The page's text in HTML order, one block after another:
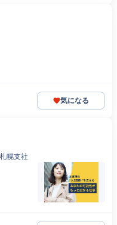
気になる
幌支社